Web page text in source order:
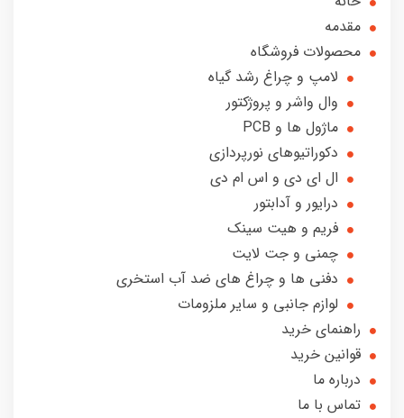
مقدمه
محصولات فروشگاه
لامپ و چراغ رشد گیاه
وال واشر و پروژکتور
ماژول ها و PCB
دکوراتیوهای نورپردازی
ال ای دی و اس ام دی
درایور و آدابتور
فریم و هیت سینک
چمنی و جت لایت
دفنی ها و چراغ های ضد آب استخری
لوازم جانبی و سایر ملزومات
راهنمای خرید
قوانین خرید
درباره ما
تماس با ما